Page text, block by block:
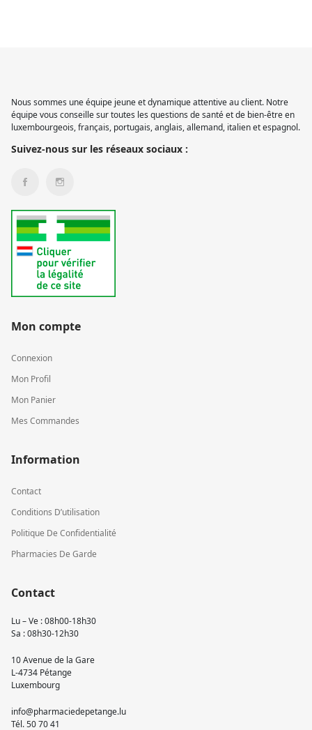
Nous sommes une équipe jeune et dynamique attentive au client. Notre
équipe vous conseille sur toutes les questions de santé et de bien-être en
luxembourgeois, français, portugais, anglais, allemand, italien et espagnol.
Suivez-nous sur les réseaux sociaux :
Mon compte
Connexion
Mon Profil
Mon Panier
Mes Commandes
Information
Contact
Conditions D’utilisation
Politique De Confidentialité
Pharmacies De Garde
Contact
Lu – Ve : 08h00-18h30
Sa : 08h30-12h30
10 Avenue de la Gare
L-4734 Pétange
Luxembourg
info@pharmaciedepetange.lu
Tél.50 70 41